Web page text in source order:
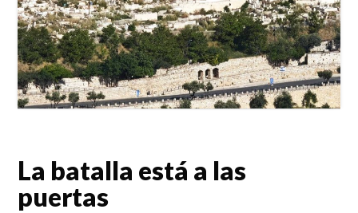
La batalla está a las
puertas